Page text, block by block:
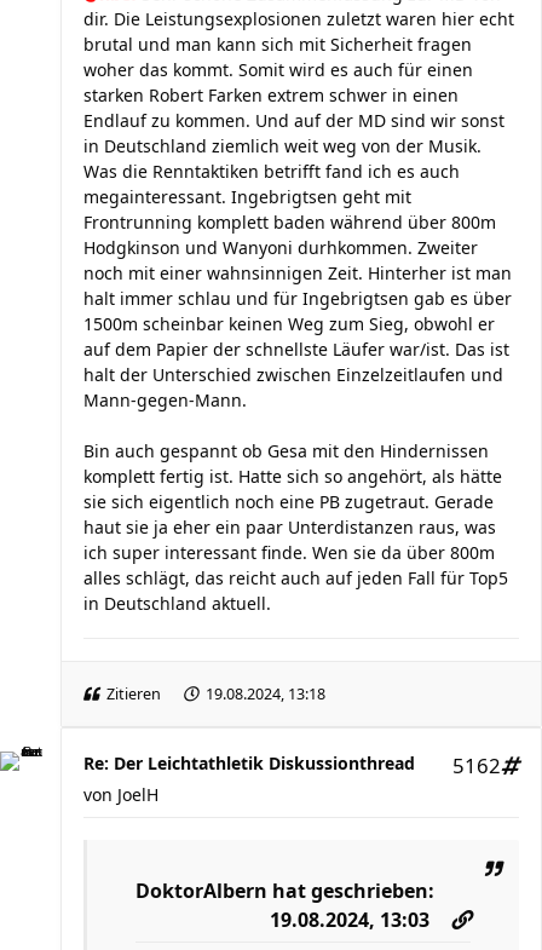
dir. Die Leistungsexplosionen zuletzt waren hier echt
brutal und man kann sich mit Sicherheit fragen
woher das kommt. Somit wird es auch für einen
starken Robert Farken extrem schwer in einen
Endlauf zu kommen. Und auf der MD sind wir sonst
in Deutschland ziemlich weit weg von der Musik.
Was die Renntaktiken betrifft fand ich es auch
megainteressant. Ingebrigtsen geht mit
Frontrunning komplett baden während über 800m
Hodgkinson und Wanyoni durhkommen. Zweiter
noch mit einer wahnsinnigen Zeit. Hinterher ist man
halt immer schlau und für Ingebrigtsen gab es über
1500m scheinbar keinen Weg zum Sieg, obwohl er
auf dem Papier der schnellste Läufer war/ist. Das ist
halt der Unterschied zwischen Einzelzeitlaufen und
Mann-gegen-Mann.
Bin auch gespannt ob Gesa mit den Hindernissen
komplett fertig ist. Hatte sich so angehört, als hätte
sie sich eigentlich noch eine PB zugetraut. Gerade
haut sie ja eher ein paar Unterdistanzen raus, was
ich super interessant finde. Wen sie da über 800m
alles schlägt, das reicht auch auf jeden Fall für Top5
in Deutschland aktuell.
Zitieren 19.08.2024, 13:18
Re: Der Leichtathletik Diskussionthread 5162
von JoelH
DoktorAlbern hat geschrieben:
19.08.2024, 13:03